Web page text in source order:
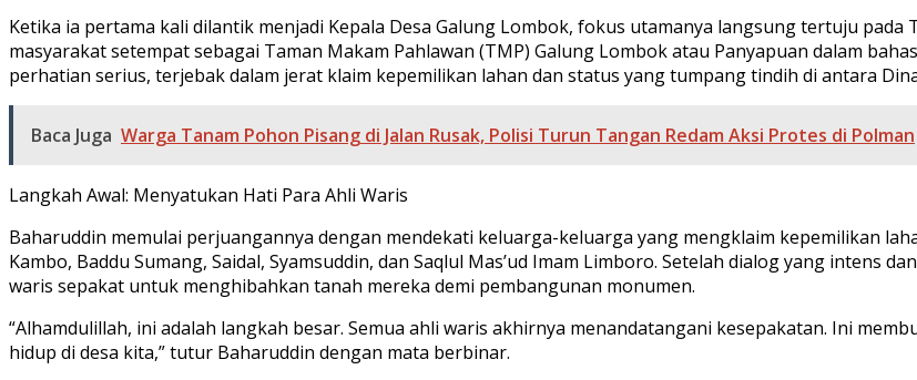
Ketika ia pertama kali dilantik menjadi Kepala Desa Galung Lombok, fokus utamanya langsung tertuju pada
masyarakat setempat sebagai Taman Makam Pahlawan (TMP) Galung Lombok atau Panyapuan dalam
perhatian serius, terjebak dalam jerat klaim kepemilikan lahan dan status yang tumpang tindih di antara
Baca Juga Warga Tanam Pohon Pisang di Jalan Rusak, Polisi Turun Tangan Redam Aksi Protes di Polman
Langkah Awal: Menyatukan Hati Para Ahli Waris
Baharuddin memulai perjuangannya dengan mendekati keluarga-keluarga yang mengklaim kepemilikan
Kambo, Baddu Sumang, Saidal, Syamsuddin, dan Saqlul Mas’ud Imam Limboro. Setelah dialog yang intens
waris sepakat untuk menghibahkan tanah mereka demi pembangunan monumen.
“Alhamdulillah, ini adalah langkah besar. Semua ahli waris akhirnya menandatangani kesepakatan. Ini
hidup di desa kita,” tutur Baharuddin dengan mata berbinar.